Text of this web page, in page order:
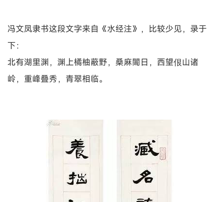
冯文凤隶书这段文字来自《水经注》，比较少见，录于
下：
北有湖里渊，渊上橘柚蔽野，桑麻闇日，西望佷山诸
岭，重峰叠秀，青翠相临。